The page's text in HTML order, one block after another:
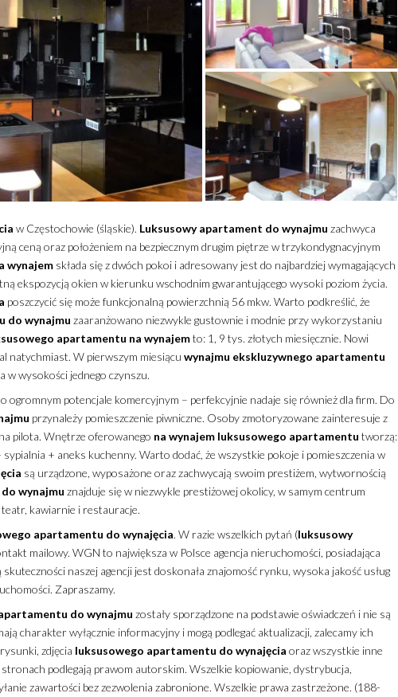
w Częstochowie (śląskie). Luksusowy apartament do wynajmu zachwyca
ceną oraz położeniem na bezpiecznym drugim piętrze w trzykondygnacyjnym
wynajemskłada się z dwóch pokoi i adresowany jest do najbardziej wymagających
ekspozycją okien w kierunku wschodnim gwarantującego wysoki poziom życia.
poszczycić się może funkcjonalną powierzchnią 56 mkw. Warto podkreślić, że
do wynajmu zaaranżowano niezwykle gustownie i modnie przy wykorzystaniu
apartamentu na wynajemto: 1, 9 tys. złotych miesięcznie. Nowi
natychmiast. W pierwszym miesiącu wynajmu ekskluzywnego apartamentu
w wysokości jednego czynszu.
ogromnym potencjale komercyjnym – perfekcyjnie nadaje się również dla firm. Do
przynależy pomieszczenie piwniczne. Osoby zmotoryzowane zainteresuje z
pilota. Wnętrze oferowanego na wynajem luksusowego apartamentu tworzą:
+ aneks kuchenny. Warto dodać, że wszystkie pokoje i pomieszczenia w
są urządzone, wyposażone oraz zachwycają swoim prestiżem, wytwornością
do wynajmu znajduje się w niezwykle prestiżowej okolicy, w samym centrum
kawiarnie i restauracje.
apartamentu do wynajęcia. W razie wszelkich pytań (luksusowy
mailowy. WGN to największa w Polsce agencja nieruchomości, posiadająca
naszej agencji jest doskonała znajomość rynku, wysoka jakość usług
Zapraszamy.
do wynajmu zostały sporządzone na podstawie oświadczeń i nie są
charakter wyłącznie informacyjny i mogą podlegać aktualizacji, zalecamy ich
zdjęcia luksusowego apartamentu do wynajęcia oraz wszystkie inne
podlegają prawom autorskim. Wszelkie kopiowanie, dystrybucja,
zawartości bez zezwolenia zabronione. Wszelkie prawa zastrzeżone. (188-